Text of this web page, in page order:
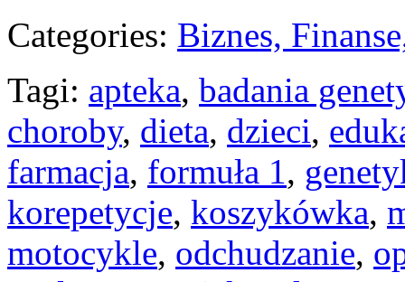
Categories: Biznes,
Tagi: apteka, badania
choroby, dieta, dzieci,
farmacja, formuła 1,
korepetycje, koszykówka,
motocykle, odchudzanie,